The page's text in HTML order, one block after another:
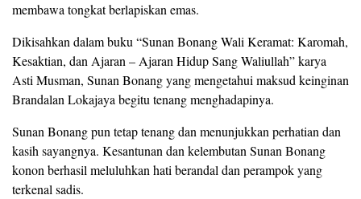
membawa tongkat berlapiskan emas.
Dikisahkan dalam buku “Sunan Bonang Wali Keramat: Karomah,
Kesaktian, dan Ajaran – Ajaran Hidup Sang Waliullah” karya
Asti Musman, Sunan Bonang yang mengetahui maksud keinginan
Brandalan Lokajaya begitu tenang menghadapinya.
Sunan Bonang pun tetap tenang dan menunjukkan perhatian dan
kasih sayangnya. Kesantunan dan kelembutan Sunan Bonang
konon berhasil meluluhkan hati berandal dan perampok yang
terkenal sadis.